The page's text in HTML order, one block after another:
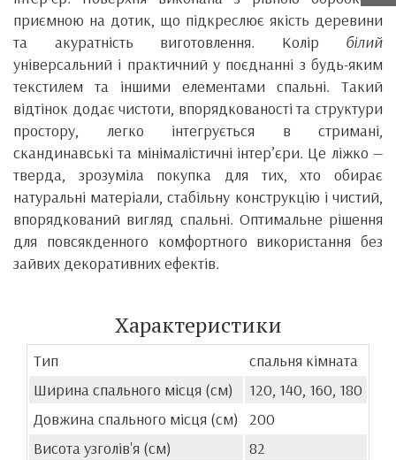
приємною на дотик, що підкреслює якість деревини
та акуратність виготовлення. Колір білий
універсальний і практичний у поєднанні з будь-яким
текстилем та іншими елементами спальні. Такий
відтінок додає чистоти, впорядкованості та структури
простору, легко інтегрується в стримані,
скандинавські та мінімалістичні інтер’єри. Це ліжко —
тверда, зрозуміла покупка для тих, хто обирає
натуральні матеріали, стабільну конструкцію і чистий,
впорядкований вигляд спальні. Оптимальне рішення
для повсякденного комфортного використання без
зайвих декоративних ефектів.
Характеристики
Тип
спальня кімната
Ширина спального місця (см)
120, 140, 160, 180
Довжина спального місця (см)
200
Висота узголів'я (см)
82